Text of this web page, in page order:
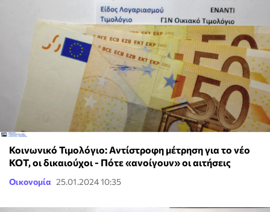
Κοινωνικό Τιμολόγιο: Αντίστροφη μέτρηση για το νέο
ΚΟΤ, οι δικαιούχοι - Πότε «ανοίγουν» οι αιτήσεις
Οικονομία 25.01.2024 10:35